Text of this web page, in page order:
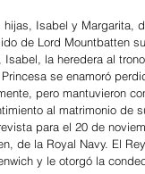
Isabel y Margarita,
de Lord Mountbatten
la heredera al
se enamoró
pero mantuvieron
al matrimonio de
para el 20 de
de la Royal Navy. El
y le otorgó la